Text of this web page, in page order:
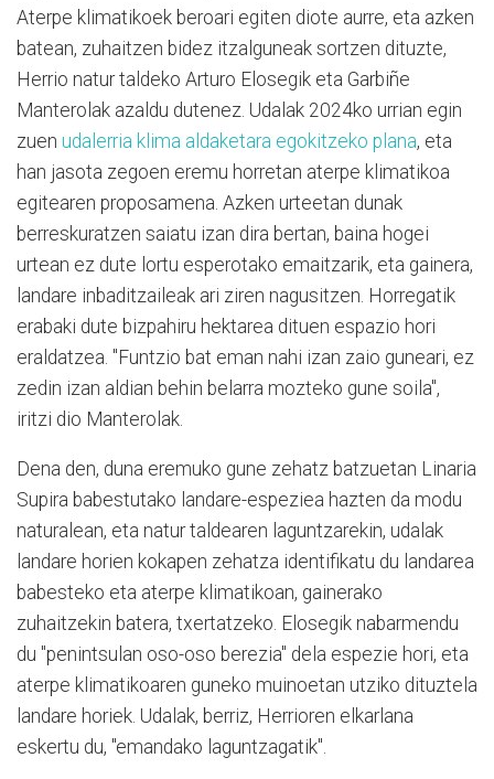
Aterpe klimatikoek beroari egiten diote aurre, eta azken
batean, zuhaitzen bidez itzalguneak sortzen dituzte,
Herrio natur taldeko Arturo Elosegik eta Garbiñe
Manterolak azaldu dutenez. Udalak 2024ko urrian egin
zuen udalerria klima aldaketara egokitzeko plana, eta
han jasota zegoen eremu horretan aterpe klimatikoa
egitearen proposamena. Azken urteetan dunak
berreskuratzen saiatu izan dira bertan, baina hogei
urtean ez dute lortu esperotako emaitzarik, eta gainera,
landare inbaditzaileak ari ziren nagusitzen. Horregatik
erabaki dute bizpahiru hektarea dituen espazio hori
eraldatzea. "Funtzio bat eman nahi izan zaio guneari, ez
zedin izan aldian behin belarra mozteko gune soila",
iritzi dio Manterolak.
Dena den, duna eremuko gune zehatz batzuetan Linaria
Supira babestutako landare-espeziea hazten da modu
naturalean, eta natur taldearen laguntzarekin, udalak
landare horien kokapen zehatza identifikatu du landarea
babesteko eta aterpe klimatikoan, gainerako
zuhaitzekin batera, txertatzeko. Elosegik nabarmendu
du "penintsulan oso-oso berezia" dela espezie hori, eta
aterpe klimatikoaren guneko muinoetan utziko dituztela
landare horiek. Udalak, berriz, Herrioren elkarlana
eskertu du, "emandako laguntzagatik".